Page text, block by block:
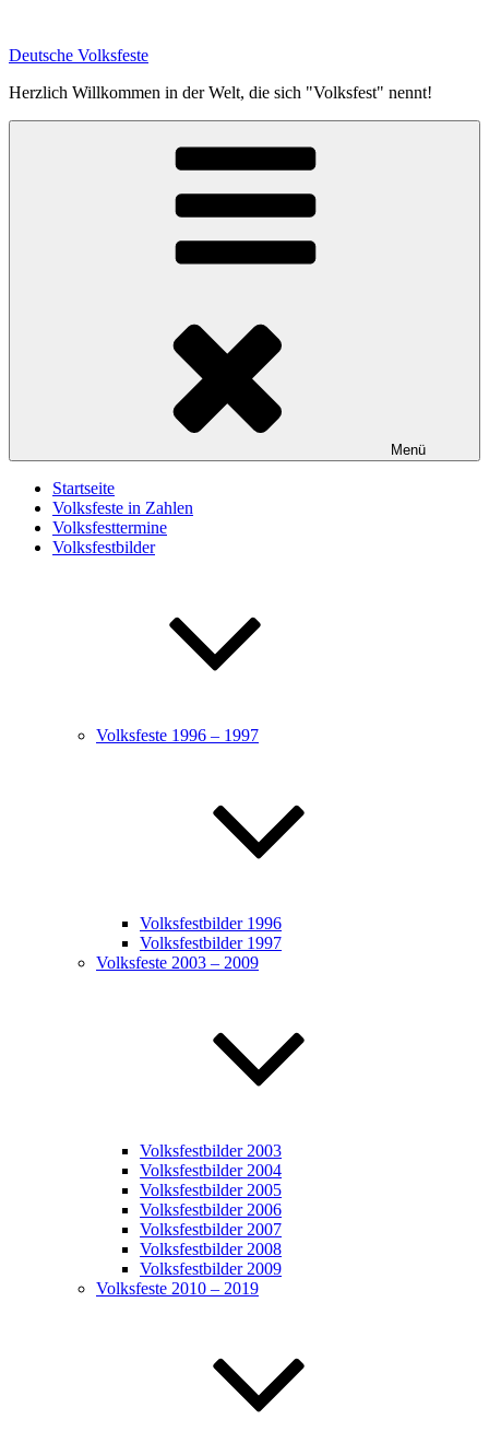
springen
Deutsche Volksfeste
Herzlich Willkommen in der Welt, die sich "Volksfest" nennt!
Menü
Startseite
Volksfeste in Zahlen
Volksfesttermine
Volksfestbilder
Volksfeste 1996 – 1997
Volksfestbilder 1996
Volksfestbilder 1997
Volksfeste 2003 – 2009
Volksfestbilder 2003
Volksfestbilder 2004
Volksfestbilder 2005
Volksfestbilder 2006
Volksfestbilder 2007
Volksfestbilder 2008
Volksfestbilder 2009
Volksfeste 2010 – 2019